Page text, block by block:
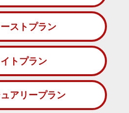
ストプラン
トプラン
アリープラン